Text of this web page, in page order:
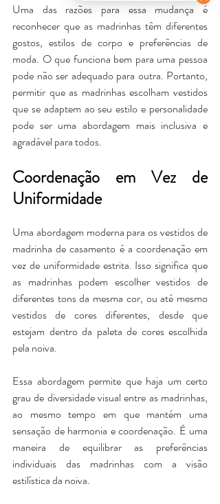
Uma das razões para essa mudança é
reconhecer que as madrinhas têm diferentes
gostos, estilos de corpo e preferências de
moda. O que funciona bem para uma pessoa
pode não ser adequado para outra. Portanto,
permitir que as madrinhas escolham vestidos
que se adaptem ao seu estilo e personalidade
pode ser uma abordagem mais inclusiva e
agradável para todos.
Coordenação em Vez de
Uniformidade
Uma abordagem moderna para os vestidos de
madrinha de casamento é a coordenação em
vez de uniformidade estrita. Isso significa que
as madrinhas podem escolher vestidos de
diferentes tons da mesma cor, ou até mesmo
vestidos de cores diferentes, desde que
estejam dentro da paleta de cores escolhida
pela noiva.
Essa abordagem permite que haja um certo
grau de diversidade visual entre as madrinhas,
ao mesmo tempo em que mantém uma
sensação de harmonia e coordenação. É uma
maneira de equilibrar as preferências
individuais das madrinhas com a visão
estilística da noiva.